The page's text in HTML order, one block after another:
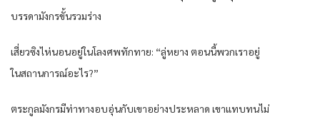
บรรดามังกรขั้นรวมร่าง
เสี่ยวซิงไห่นอนอยู่ในโลงศพทักทาย: “ลู่หยาง ตอนนี้พวกเราอยู่
ในสถานการณ์อะไร?”
ตระกูลมังกรมีท่าทางอบอุ่นกับเขาอย่างประหลาด เขาแทบทนไม่